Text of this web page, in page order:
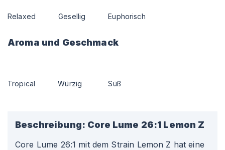
Relaxed Gesellig Euphorisch
Aroma und Geschmack
Tropical Würzig Süß
Beschreibung: Core Lume 26:1 Lemon Z
Core Lume 26:1 mit dem Strain Lemon Z hat eine